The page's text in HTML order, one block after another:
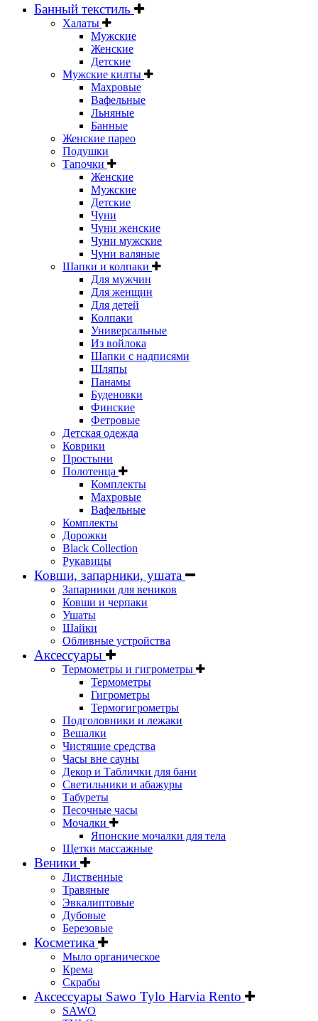
Банный текстиль
Халаты
Мужские
Женские
Детские
Мужские килты
Махровые
Вафельные
Льняные
Банные
Женские парео
Подушки
Тапочки
Женские
Мужские
Детские
Чуни
Чуни женские
Чуни мужские
Чуни валяные
Шапки и колпаки
Для мужчин
Для женщин
Для детей
Колпаки
Универсальные
Из войлока
Шапки с надписями
Шляпы
Панамы
Буденовки
Финские
Фетровые
Детская одежда
Коврики
Простыни
Полотенца
Комплекты
Махровые
Вафельные
Комплекты
Дорожки
Black Collection
Рукавицы
Ковши, запарники, ушата
Запарники для веников
Ковши и черпаки
Ушаты
Шайки
Обливные устройства
Аксессуары
Термометры и гигрометры
Термометры
Гигрометры
Термогигрометры
Подголовники и лежаки
Вешалки
Чистящие средства
Часы вне сауны
Декор и Таблички для бани
Светильники и абажуры
Табуреты
Песочные часы
Мочалки
Японские мочалки для тела
Щетки массажные
Веники
Лиственные
Травяные
Эвкалиптовые
Дубовые
Березовые
Косметика
Мыло органическое
Крема
Скрабы
Аксессуары Sawo Tylo Harvia Rento
SAWO